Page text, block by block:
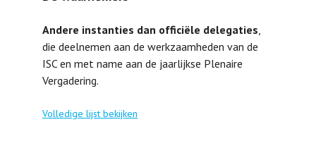
Andere instanties dan officiële delegaties
die deelnemen aan de werkzaamheden van de
ISC en met name aan de jaarlijkse Plenaire
Vergadering.
Volledige lijst bekijken